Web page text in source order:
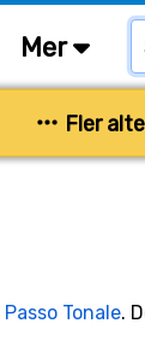
Mer
Fler
Passo Tonale.